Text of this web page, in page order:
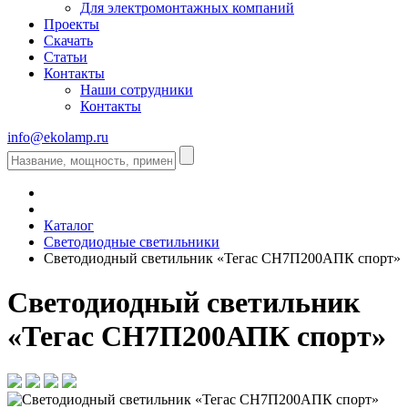
Для электромонтажных компаний
Проекты
Скачать
Статьи
Контакты
Наши сотрудники
Контакты
info@ekolamp.ru
Каталог
Светодиодные светильники
Светодиодный светильник «Тегас СН7П200АПК спорт»
Светодиодный светильник
«Тегас СН7П200АПК спорт»